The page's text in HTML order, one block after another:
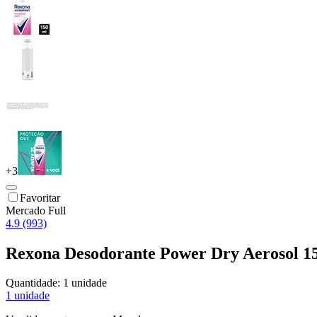
+3
Favoritar
Mercado Full
4.9 (993)
Rexona Desodorante Power Dry Aerosol
Quantidade: 1 unidade
1 unidade